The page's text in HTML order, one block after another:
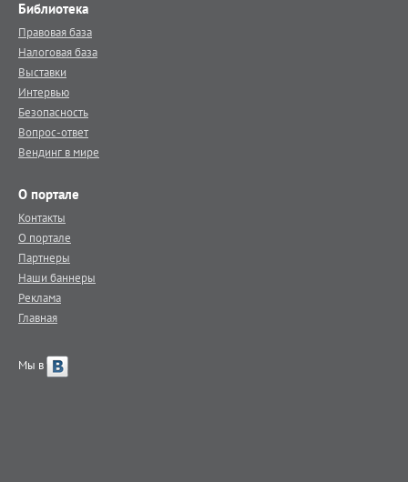
Библиотека
Правовая база
Налоговая база
Выставки
Интервью
Безопасность
Вопрос-ответ
Вендинг в мире
О портале
Контакты
О портале
Партнеры
Наши баннеры
Реклама
Главная
Мы в